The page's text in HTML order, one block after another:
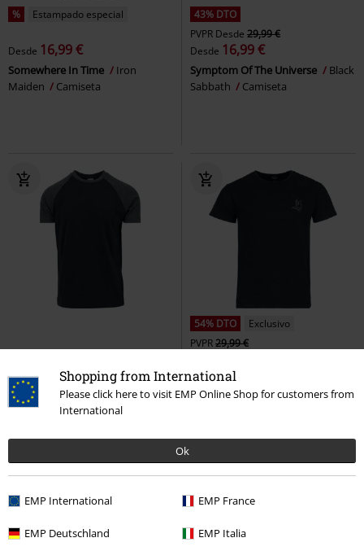
Shopping from International
Please click here to visit EMP Online Shop for customers from
International
Ok
EMP International EMP France
EMP Deutschland EMP Italia
% Estampado especial
Desde 16,99 €
Somewhere In Time
Iron
Maiden
Camiseta
43% DTO
PVPR Desde 29,99 €
Desde 16,99 €
Symptom Of The Universe
Black
Sabbath
Camiseta
Camiseta Raglan Contrast
Urban Classics
Camiseta
+6
54% DTO
Exclusivo
PVPR29,99 €
Lost Souls
Camiseta